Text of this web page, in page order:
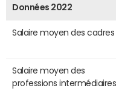
Données 2022
Salaire moyen des cadres
Salaire moyen des
professions intermédiaires